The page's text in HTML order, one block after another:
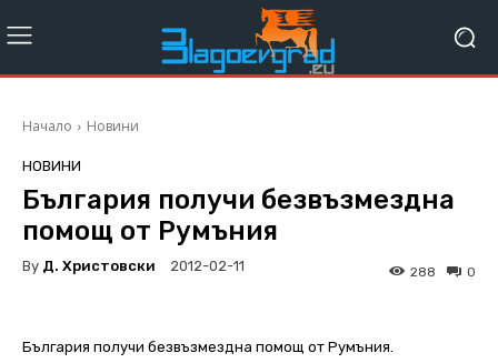
Начало Новини
НОВИНИ
България получи безвъзмездна
помощ от Румъния
By Д. Христовски 2012-02-11 0
288
България получи безвъзмездна помощ от Румъния.